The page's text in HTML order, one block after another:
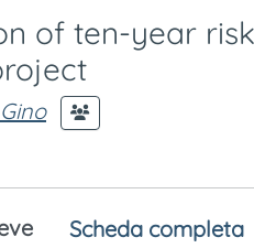
of ten-year
Scheda completa